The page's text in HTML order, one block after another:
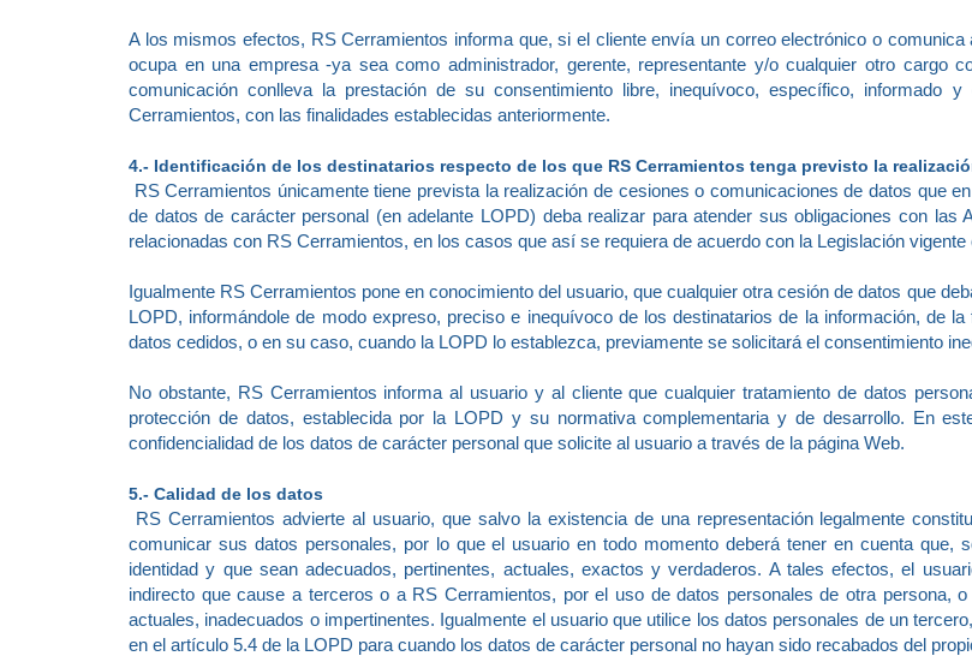
A los mismos efectos, RS Cerramientos informa que, si el cliente envía un correo electrónico o
ocupa en una empresa -ya sea como administrador, gerente, representante y/o cualquier otro cargo
comunicación conlleva la prestación de su consentimiento libre, inequívoco, específico, informado
Cerramientos, con las finalidades establecidas anteriormente.
4.- Identificación de los destinatarios respecto de los que RS Cerramientos tenga previsto la
RS Cerramientos únicamente tiene prevista la realización de cesiones o comunicaciones de datos que
de datos de carácter personal (en adelante LOPD) deba realizar para atender sus obligaciones con las
relacionadas con RS Cerramientos, en los casos que así se requiera de acuerdo con la Legislación
Igualmente RS Cerramientos pone en conocimiento del usuario, que cualquier otra cesión de datos que
LOPD, informándole de modo expreso, preciso e inequívoco de los destinatarios de la información, de
datos cedidos, o en su caso, cuando la LOPD lo establezca, previamente se solicitará el consentimiento
No obstante, RS Cerramientos informa al usuario y al cliente que cualquier tratamiento de datos
protección de datos, establecida por la LOPD y su normativa complementaria y de desarrollo. En
confidencialidad de los datos de carácter personal que solicite al usuario a través de la página Web.
5.- Calidad de los datos
RS Cerramientos advierte al usuario, que salvo la existencia de una representación legalmente
comunicar sus datos personales, por lo que el usuario en todo momento deberá tener en cuenta que,
identidad y que sean adecuados, pertinentes, actuales, exactos y verdaderos. A tales efectos, el
indirecto que cause a terceros o a RS Cerramientos, por el uso de datos personales de otra persona,
actuales, inadecuados o impertinentes. Igualmente el usuario que utilice los datos personales de un
en el artículo 5.4 de la LOPD para cuando los datos de carácter personal no hayan sido recabados del